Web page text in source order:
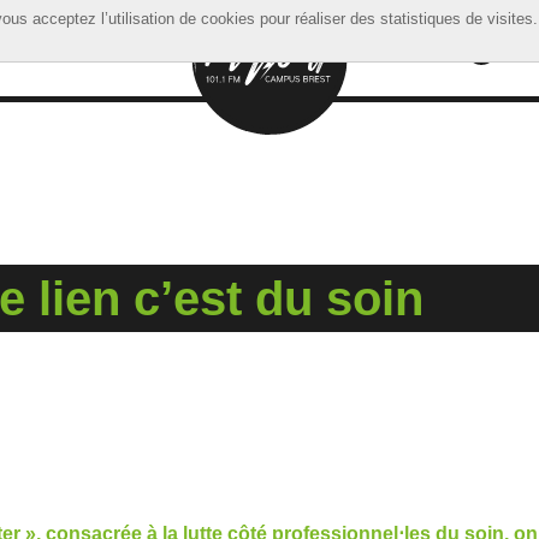
acceptez l’utilisation de cookies pour réaliser des statistiques de visites.
acceptez l’utilisation de cookies pour réaliser des statistiques de visites.
lien c’est du soin
», consacrée à la lutte côté professionnel⋅les du soin,